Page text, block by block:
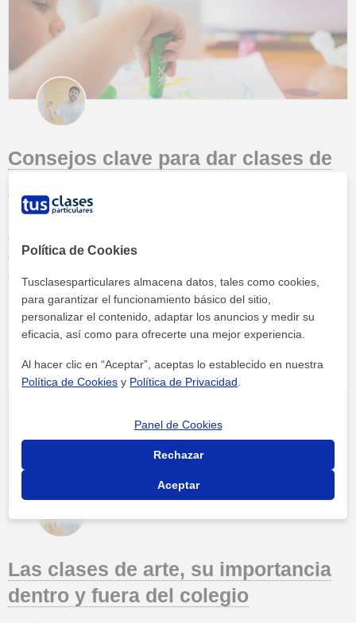
Consejos clave para dar clases de
dibujo artístico como si quieres dar clases de pintura o clases de
dibujo técnico, hay algunos consejos que sin duda debes seguir
para estructurar tus clases particulares de la mejor manera
posible. Hay muchas personas que muestran aptitudes para las
habilidades artísticas, pero lo que realmente puede marcar la...
Continuar leyendo »
Las clases de arte, su importancia
dentro y fuera del colegio
Política de Cookies
Tusclasesparticulares almacena datos, tales como cookies,
para garantizar el funcionamiento básico del sitio,
personalizar el contenido, adaptar los anuncios y medir su
eficacia, así como para ofrecerte una mejor experiencia.
Al hacer clic en “Aceptar”, aceptas lo establecido en nuestra
Política de Cookies y Política de Privacidad
Panel de Cookies
Rechazar
Aceptar